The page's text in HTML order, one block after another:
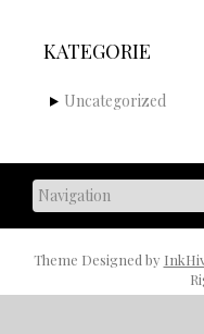
KATEGORIE
Uncategorized
Theme Designed by